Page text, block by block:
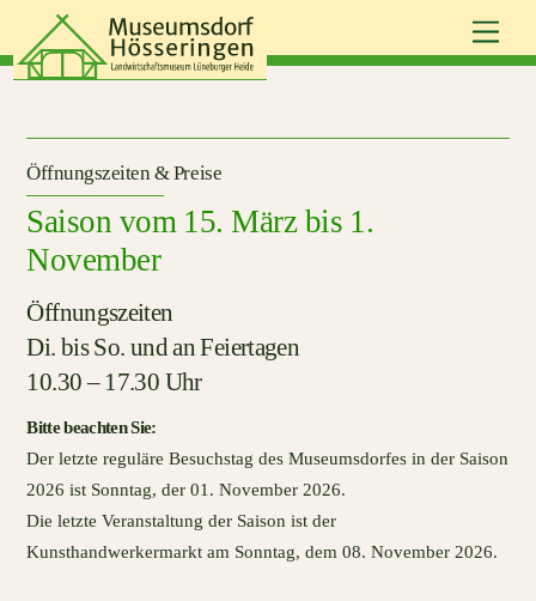
content
Öffnungszeiten & Preise
Saison vom 15. März bis 1.
November
Öffnungszeiten
Di. bis So. und an Feiertagen
10.30 – 17.30 Uhr
Bitte beachten Sie:
Der letzte reguläre Besuchstag des Museumsdorfes in der Saison
2026 ist Sonntag, der 01. November 2026.
Die letzte Veranstaltung der Saison ist der
Kunsthandwerkermarkt am Sonntag, dem 08. November 2026.